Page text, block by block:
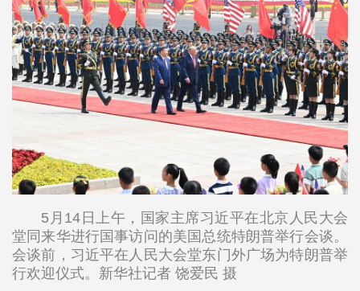
5月14日上午，国家主席习近平在北京人民大会
堂同来华进行国事访问的美国总统特朗普举行会谈。
会谈前，习近平在人民大会堂东门外广场为特朗普举
行欢迎仪式。新华社记者 饶爱民 摄